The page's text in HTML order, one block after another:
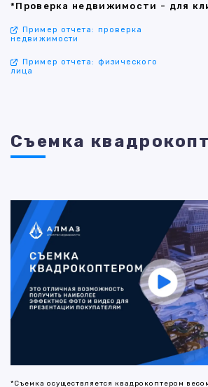
*Проверка недвижимости - для
Пример отчета: проверка
недвижимости
Пример отчета: физического
лица
Съемка
*Съемка осуществляется квадрокоптером